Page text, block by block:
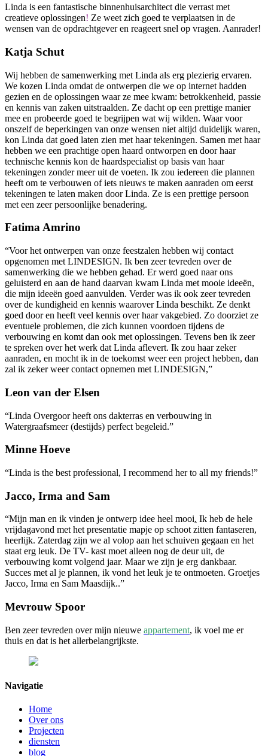
Linda is een fantastische binnenhuisarchitect die verrast met
creatieve oplossingen! Ze weet zich goed te verplaatsen in de
wensen van de opdrachtgever en reageert snel op vragen. Aanrader!
Katja Schut
Wij hebben de samenwerking met Linda als erg plezierig ervaren.
We kozen Linda omdat de ontwerpen die we op internet hadden
gezien en de oplossingen waar ze mee kwam: betrokkenheid, passie
en kennis van zaken uitstraalden. Ze dacht op een prettige manier
mee en probeerde goed te begrijpen wat wij wilden. Waar voor
onszelf de beperkingen van onze wensen niet altijd duidelijk waren,
kon Linda dat goed laten zien met haar tekeningen. Samen met haar
hebben we een prachtige open haard ontworpen en door haar
technische kennis kon de haardspecialist op basis van haar
tekeningen zonder meer uit de voeten. Ik zou iedereen die plannen
heeft om te verbouwen of iets nieuws te maken aanraden om eerst
tekeningen te laten maken door Linda. Ze is een prettige persoon
met een zeer persoonlijke benadering.
Fatima Amrino
“Voor het ontwerpen van onze feestzalen hebben wij contact
opgenomen met LINDESIGN. Ik ben zeer tevreden over de
samenwerking die we hebben gehad. Er werd goed naar ons
geluisterd en aan de hand daarvan kwam Linda met mooie ideeën,
die mijn ideeën goed aanvulden. Verder was ik ook zeer tevreden
over de kundigheid en kennis waarover Linda beschikt. Ze denkt
goed door en heeft veel kennis over haar vakgebied. Zo doorziet ze
eventuele problemen, die zich kunnen voordoen tijdens de
verbouwing en komt dan ook met oplossingen. Tevens ben ik zeer
te spreken over het werk dat Linda aflevert. Ik zou haar zeker
aanraden, en mocht ik in de toekomst weer een project hebben, dan
zal ik zeker weer contact opnemen met LINDESIGN,”
Leon van der Elsen
“Linda Overgoor heeft ons dakterras en verbouwing in
Watergraafsmeer (destijds) perfect begeleid.”
Minne Hoeve
“Linda is the best professional, I recommend her to all my friends!”
Jacco, Irma and Sam
“Mijn man en ik vinden je ontwerp idee heel mooi. Ik heb de hele
vrijdagavond met het presentatie mapje op schoot zitten fantaseren,
heerlijk. Zaterdag zijn we al volop aan het schuiven gegaan en het
staat erg leuk. De TV- kast moet alleen nog de deur uit, de
verbouwing komt volgend jaar. Maar we zijn je erg dankbaar.
Succes met al je plannen, ik vond het leuk je te ontmoeten. Groetjes
Jacco, Irma en Sam Maasdijk..”
Mevrouw Spoor
Ben zeer tevreden over mijn nieuwe appartement, ik voel me er
thuis en dat is het allerbelangrijkste.
Navigatie
Home
Over ons
Projecten
diensten
blog